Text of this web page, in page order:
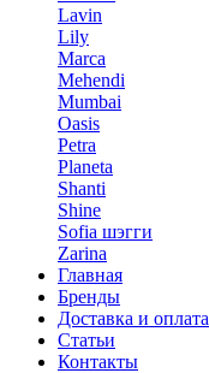
Lavin
Lily
Marca
Mehendi
Mumbai
Oasis
Petra
Planeta
Shanti
Shine
Sofia шэгги
Zarina
Главная
Бренды
Доставка и оплата
Статьи
Контакты